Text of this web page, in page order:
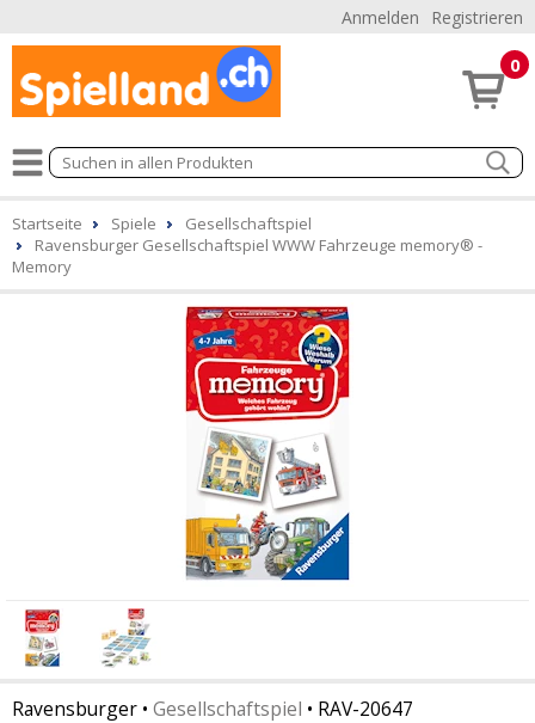
Anmelden Registrieren
0
Startseite Spiele
Gesellschaftspiel
Ravensburger Gesellschaftspiel WWW Fahrzeuge memory® -
Memory
Ravensburger • Gesellschaftspiel • RAV-20647